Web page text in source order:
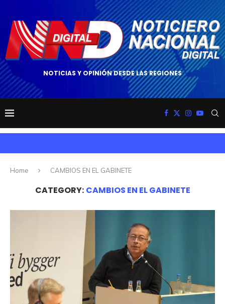
NOTICIAS Y OPINIÓN DESDE LAS REGIONES
Home CAMBIOS EN EL GABINETE
CATEGORY: CAMBIOS EN EL GABINETE